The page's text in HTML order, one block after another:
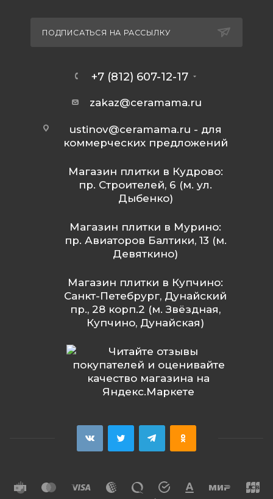
ПОДПИСАТЬСЯ НА РАССЫЛКУ
+7 (812) 607-12-17
zakaz@ceramama.ru
ustinov@ceramama.ru - для
коммерческих предложений
Магазин плитки в Кудрово:
пр. Строителей, 6 (м. ул.
Дыбенко)
Магазин плитки в Мурино:
пр. Авиаторов Балтики, 13 (м.
Девяткино)
Магазин плитки в Купчино:
Санкт-Петебрург, Дунайский
пр., 28 корп.2 (м. Звёздная,
Купчино, Дунайская)